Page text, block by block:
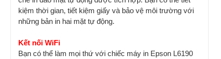
kiệm thời gian, tiết kiệm giấy và bảo vệ môi trường với
những bản in hai mặt tự động.
Kết nối WiFi
Bạn có thể làm mọi thứ với chiếc máy in Epson L6190